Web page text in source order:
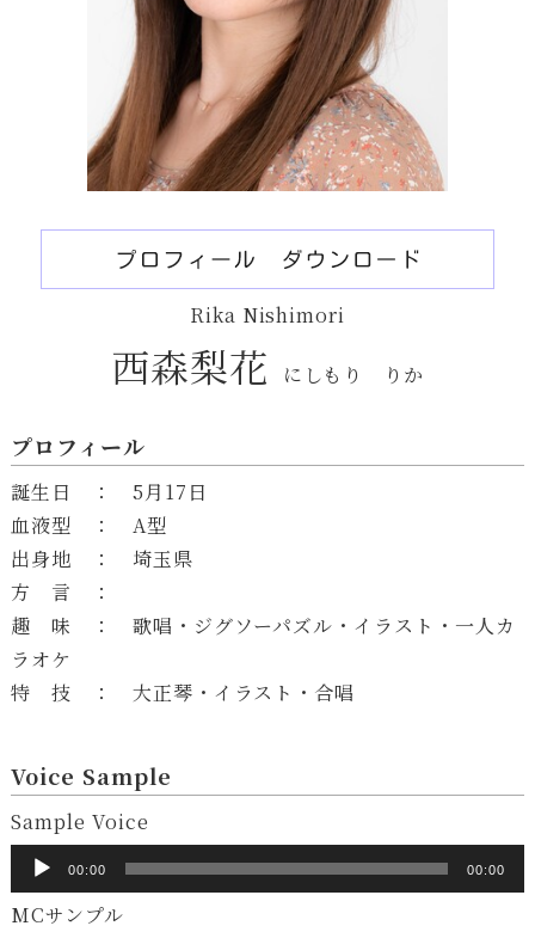
Rika Nishimori
西森梨花 にしもり りか
プロフィール
誕生日 ： 5月17日
血液型 ： A型
出身地 ： 埼玉県
方 言 ：
趣 味 ： 歌唱・ジグソーパズル・イラスト・一人カ
ラオケ
特 技 ： 大正琴・イラスト・合唱
Voice Sample
Sample Voice
声
プ
00:00 00:00
MCサンプル